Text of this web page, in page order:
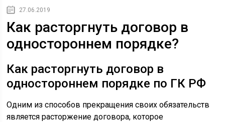
27.06.2019
Как расторгнуть договор в
одностороннем порядке?
Как расторгнуть договор в
одностороннем порядке по ГК РФ
Одним из способов прекращения своих обязательств
является расторжение договора, которое